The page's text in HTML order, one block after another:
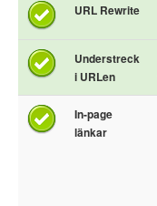
URL Rewrite
Understreck
i URLen
In-page
länkar